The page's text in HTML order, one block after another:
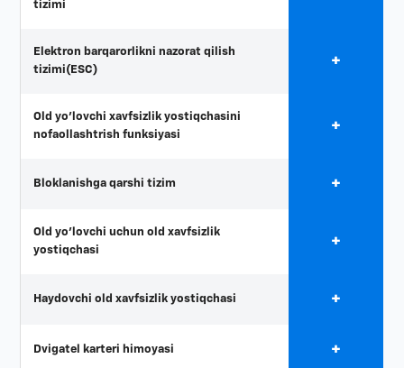
tizimi
Elektron barqarorlikni nazorat qilish
tizimi(ESC)
+
Old yo'lovchi xavfsizlik yostiqchasini
nofaollashtrish funksiyasi
+
Bloklanishga qarshi tizim +
Old yo'lovchi uchun old xavfsizlik
yostiqchasi
+
Haydovchi old xavfsizlik yostiqchasi +
Dvigatel karteri himoyasi +